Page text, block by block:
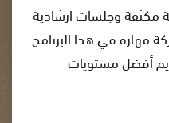
وجلسات ارشادية
مهارة في هذا البرنامج
أفضل مستويات